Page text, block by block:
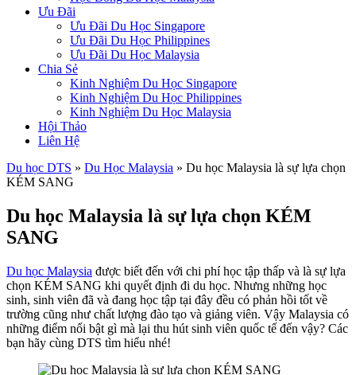
Ưu Đãi
Ưu Đãi Du Học Singapore
Ưu Đãi Du Học Philippines
Ưu Đãi Du Học Malaysia
Chia Sẻ
Kinh Nghiệm Du Học Singapore
Kinh Nghiệm Du Học Philippines
Kinh Nghiệm Du Học Malaysia
Hội Thảo
Liên Hệ
Du học DTS » Du Học Malaysia » Du học Malaysia là sự lựa chọn
KÉM SANG
Du học Malaysia là sự lựa chọn KÉM
SANG
Du học Malaysia được biết đến với chi phí học tập thấp và là sự lựa
chọn KÉM SANG khi quyết định đi du học. Nhưng những học
sinh, sinh viên đã và đang học tập tại đây đều có phản hồi tốt về
trường cũng như chất lượng đào tạo và giảng viên. Vậy Malaysia có
những điểm nổi bật gì mà lại thu hút sinh viên quốc tế đến vậy? Các
bạn hãy cùng DTS tìm hiểu nhé!